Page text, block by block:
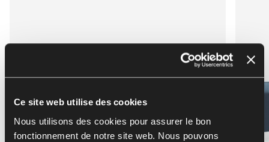
Ce site web utilise des cookies
Nous utilisons des cookies pour assurer le bon
fonctionnement de notre site web. Nous pouvons